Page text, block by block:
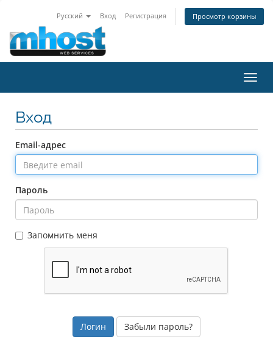
Русский Вход Регистрация Просмотр корзины
Вход
Email-адрес
Пароль
Запомнить меня
Забыли пароль?